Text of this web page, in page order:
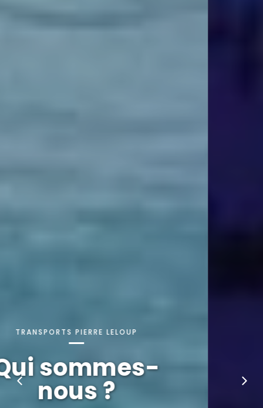
TRANSPORTS PIERRE LELOUP
Qui sommes-
nous ?